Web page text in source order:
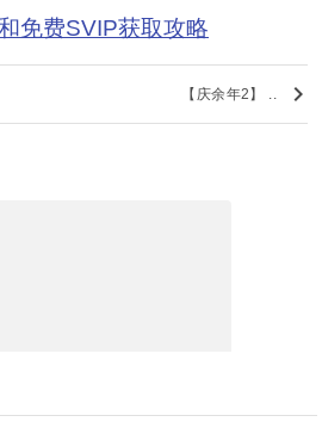
免费SVIP获取攻略
【庆余年2】 .. keyboard_arrow_right